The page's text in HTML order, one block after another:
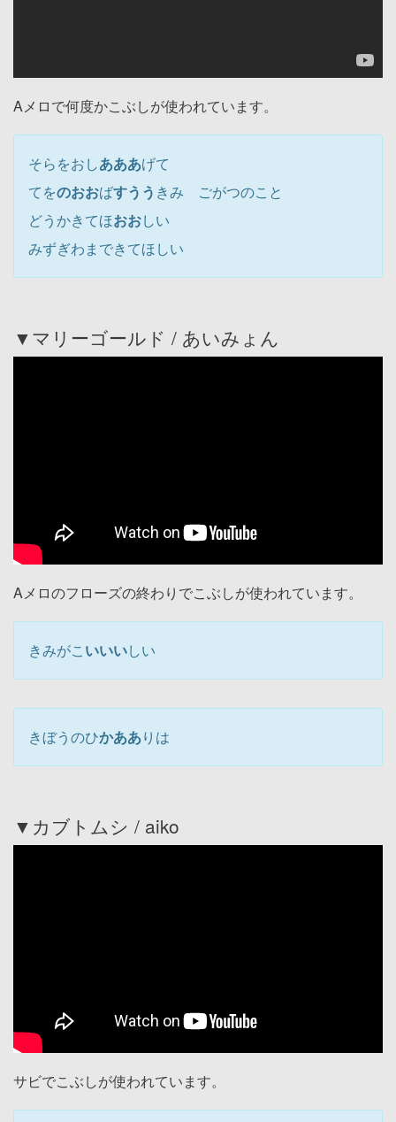
Aメロで何度かこぶしが使われています。
そらをおしあああげて
てをのおおばすうう きみ ごがつのこと
どうかきてほおおしい
みずぎわまできてほしい
▼マリーゴールド / あいみょん
Aメロのフローズの終わりでこぶしが使われています。
きみがこいいいしい
きぼうのひかあありは
▼カブトムシ / aiko
サビでこぶしが使われています。